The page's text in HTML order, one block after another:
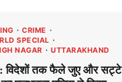
CRIME
SPECIAL
NAGAR
UTTARAKHAND
विदेशों तक फैले जुए और सट्टे